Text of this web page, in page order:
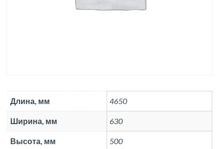
Длина, мм 4650
Ширина, мм 630
Высота, мм 500